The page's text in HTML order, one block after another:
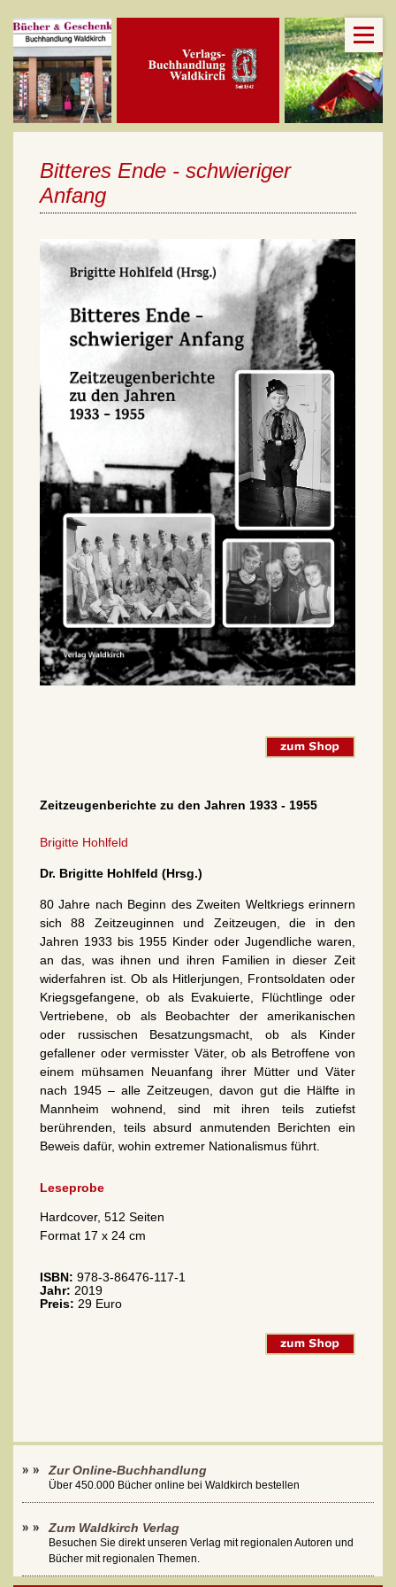
Bitteres Ende - schwieriger
Anfang
Zeitzeugenberichte zu den Jahren 1933 - 1955
Brigitte Hohlfeld
Dr. Brigitte Hohlfeld (Hrsg.)
80 Jahre nach Beginn des Zweiten Weltkriegs erinnern
sich 88 Zeitzeuginnen und Zeitzeugen, die in den
Jahren 1933 bis 1955 Kinder oder Jugendliche waren,
an das, was ihnen und ihren Familien in dieser Zeit
widerfahren ist. Ob als Hitlerjungen, Frontsoldaten oder
Kriegsgefangene, ob als Evakuierte, Flüchtlinge oder
Vertriebene, ob als Beobachter der amerikanischen
oder russischen Besatzungsmacht, ob als Kinder
gefallener oder vermisster Väter, ob als Betroffene von
einem mühsamen Neuanfang ihrer Mütter und Väter
nach 1945 – alle Zeitzeugen, davon gut die Hälfte in
Mannheim wohnend, sind mit ihren teils zutiefst
berührenden, teils absurd anmutenden Berichten ein
Beweis dafür, wohin extremer Nationalismus führt.
Leseprobe
Hardcover, 512 Seiten
Format 17 x 24 cm
ISBN: 978-3-86476-117-1
Jahr: 2019
Preis: 29 Euro
Zur Online-Buchhandlung
Über 450.000 Bücher online bei Waldkirch bestellen
Zum Waldkirch Verlag
Besuchen Sie direkt unseren Verlag mit regionalen Autoren und
Bücher mit regionalen Themen.